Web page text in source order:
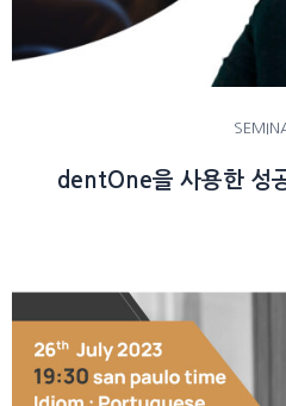
dentOne을 사용한 성